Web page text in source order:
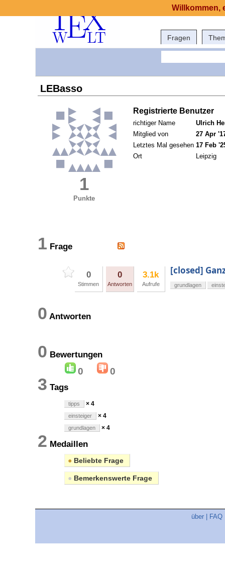
Fragen
LEBasso
1
Punkte
Registrierte Benutzer
richtiger Name
Ulrich
Mitglied von
27 Apr
Letztes Mal gesehen 17 Feb
Ort
Leipzig
1 Frage
0
Stimmen
0
Antworten
3.1k
Aufrufe
[closed]
grundlagen
0 Antworten
0 Bewertungen
0 0
3 Tags
tipps × 4
einsteiger × 4
grundlagen × 4
2 Medaillen
● Beliebte Frage
● Bemerkenswerte Frage
über FAQ
Willkommen,